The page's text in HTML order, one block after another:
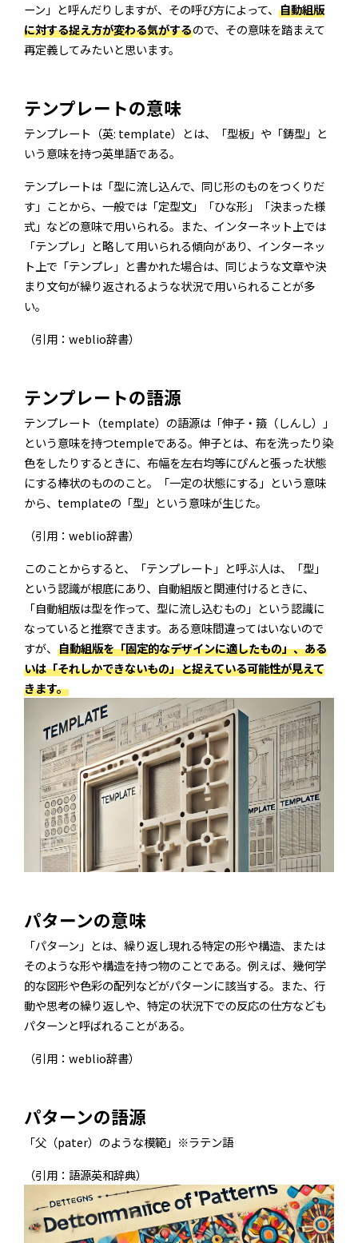
ーン」と呼んだりしますが、その呼び方によって、 自動組版
に対する捉え方が変わる気がするので、その意味を踏まえて
再定義してみたいと思います。
テンプレートの意味
テンプレート（英: template）とは、「型板」や「鋳型」と
いう意味を持つ英単語である。
テンプレートは「型に流し込んで、同じ形のものをつくりだ
す」ことから、一般では「定型文」「ひな形」「決まった様
式」などの意味で用いられる。また、インターネット上では
「テンプレ」と略して用いられる傾向があり、インターネッ
ト上で「テンプレ」と書かれた場合は、同じような文章や決
まり文句が繰り返されるような状況で用いられることが多
い。
（引用：weblio辞書）
テンプレートの語源
テンプレート（template）の語源は「伸子・籡（しんし）」
という意味を持つtempleである。伸子とは、布を洗ったり染
色をしたりするときに、布幅を左右均等にぴんと張った状態
にする棒状のもののこと。「一定の状態にする」という意味
から、templateの「型」という意味が生じた。
（引用：weblio辞書）
このことからすると、「テンプレート」と呼ぶ人は、「型」
という認識が根底にあり、自動組版と関連付けるときに、
「自動組版は型を作って、型に流し込むもの」という認識に
なっていると推察できます。ある意味間違ってはいないので
すが、 自動組版を「固定的なデザインに適したもの」、ある
いは「それしかできないもの」と捉えている可能性が見えて
きます。
パターンの意味
「パターン」とは、繰り返し現れる特定の形や構造、または
そのような形や構造を持つ物のことである。例えば、幾何学
的な図形や色彩の配列などがパターンに該当する。また、行
動や思考の繰り返しや、特定の状況下での反応の仕方なども
パターンと呼ばれることがある。
（引用：weblio辞書）
パターンの語源
「父（pater）のような模範」※ラテン語
（引用：語源英和辞典）